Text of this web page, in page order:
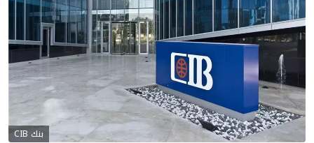
بنك CIB